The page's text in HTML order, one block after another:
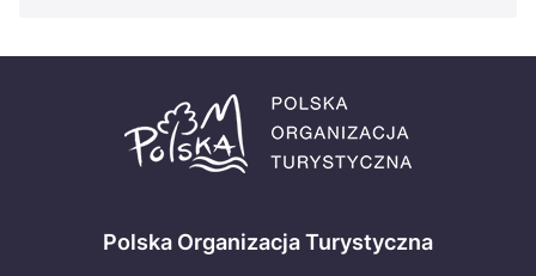
Polska Organizacja Turystyczna